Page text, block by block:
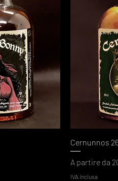
Cernunnos
A partire da
Prezzo
IVA inclusa